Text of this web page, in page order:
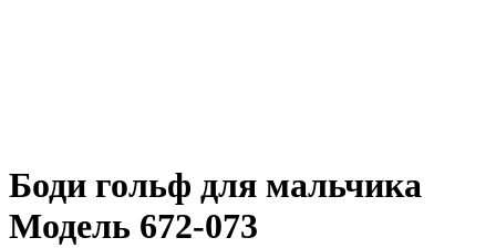
Боди гольф для мальчика
Модель 672-073